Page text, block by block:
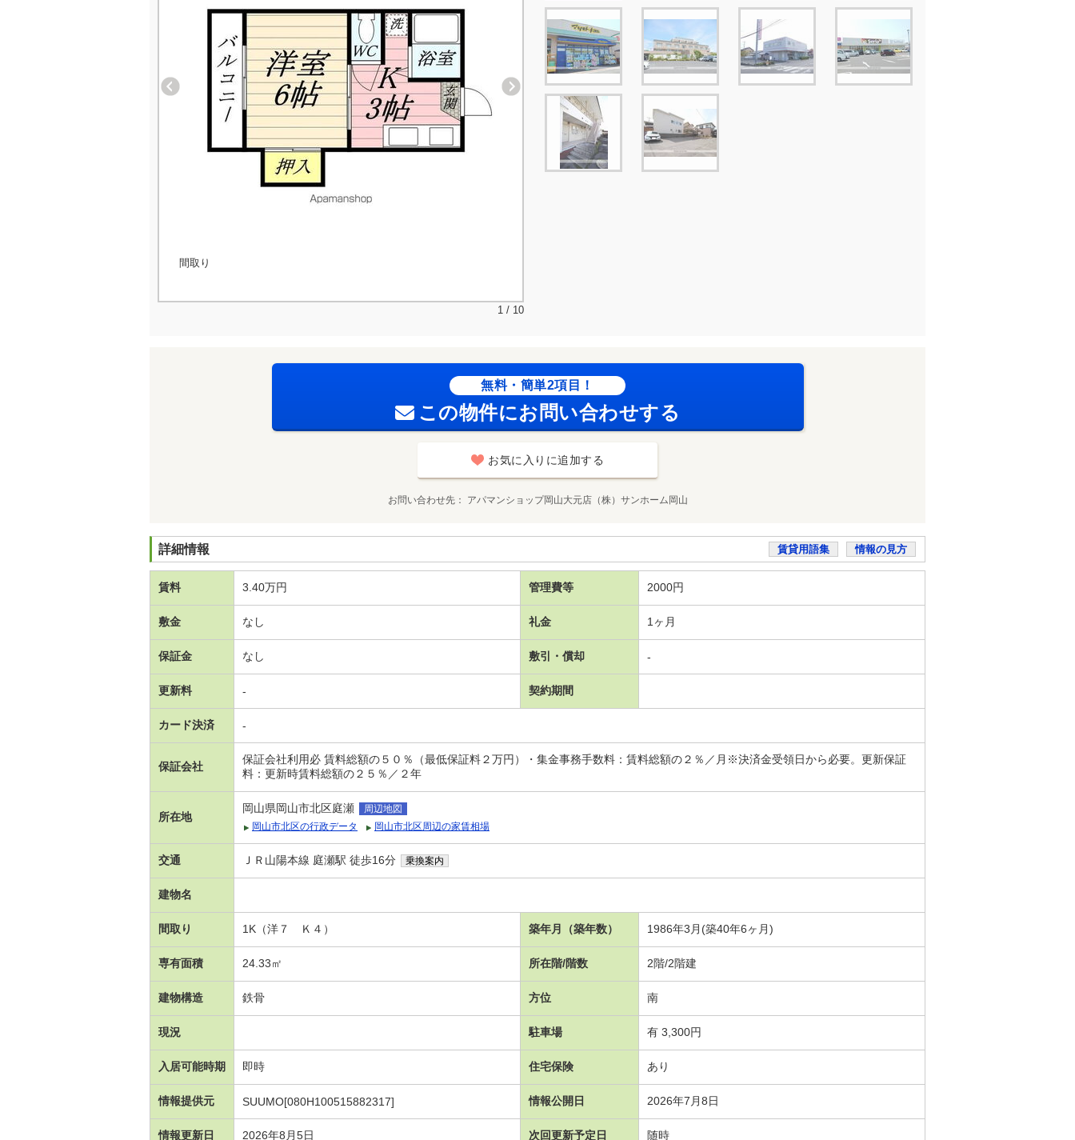
間取り
1 / 10
無料・簡単2項目！
この物件にお問い合わせする
お気に入りに追加する
お問い合わせ先 アパマンショップ岡山大元店（株）サンホーム岡山
詳細情報 賃貸用語集 情報の見方
賃料 3.40万円 管理費等 2000円
敷金 なし 礼金 1ヶ月
保証金 なし 敷引・償却 -
更新料 - 契約期間
カード決済 -
保証会社
保証会社利用必 賃料総額の５０％（最低保証料２万円）・集金事務手数料：賃料総額の２％／月※決済金受領日から必要。更新保証
料：更新時賃料総額の２５％／２年
所在地
岡山県岡山市北区庭瀬
周辺地図
岡山市北区の行政データ
岡山市北区周辺の家賃相場
交通 ＪＲ山陽本線 庭瀬駅 徒歩16分 乗換案内
建物名
間取り 1K（洋７ Ｋ４） 築年月（築年数） 1986年3月(築40年6ヶ月)
専有面積 24.33㎡ 所在階/階数 2階/2階建
建物構造 鉄骨 方位 南
現況 駐車場 有 3,300円
入居可能時期 即時 住宅保険 あり
情報提供元 SUUMO[080H100515882317] 情報公開日 2026年7月8日
情報更新日 2026年8月5日 次回更新予定日 随時